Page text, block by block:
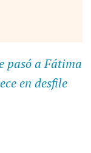
pasó a Fátima
en desfile